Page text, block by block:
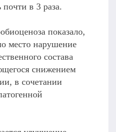
в 3 раза.
показало,
место нарушение
состава
снижением
в сочетании